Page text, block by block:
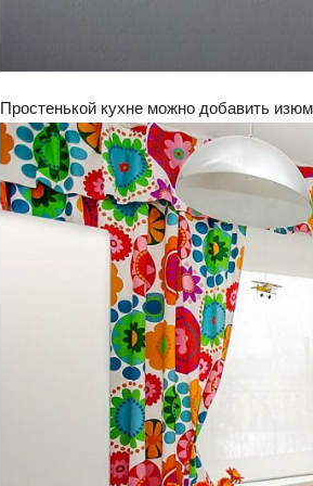
Простенькой кухне можно добавить